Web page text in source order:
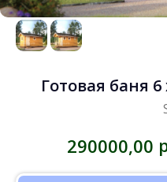
Готовая баня
290000,00